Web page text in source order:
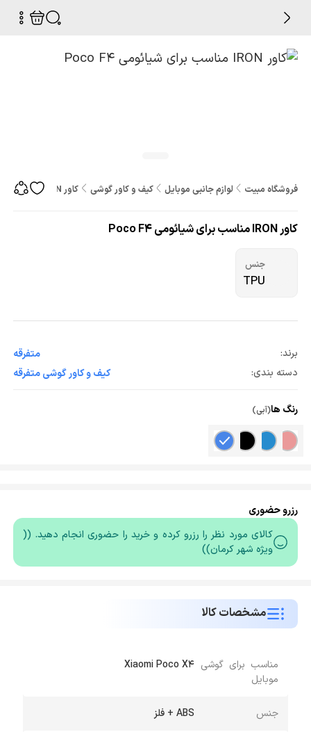
فروشگاه مبیت لوازم جانبی موبایل کیف و کاور گوشی کاور IRON مناسب برای شیائومی Poco F4
کاور IRON مناسب برای شیائومی Poco F4
جنس
TPU
برند:
متفرقه
دسته بندی:
کیف و کاور گوشی متفرقه
رنگ ها(آبی)
رزرو حضوری
کالای مورد نظر را رزرو کرده و خرید را حضوری انجام دهید. ((
ویژه شهر کرمان))
مشخصات کالا
مناسب برای گوشی
موبایل
Xiaomi Poco X4
جنس ABS + فلز